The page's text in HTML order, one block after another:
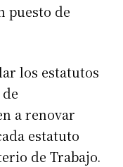
puesto de
los estatutos
a renovar
estatuto
de Trabajo.